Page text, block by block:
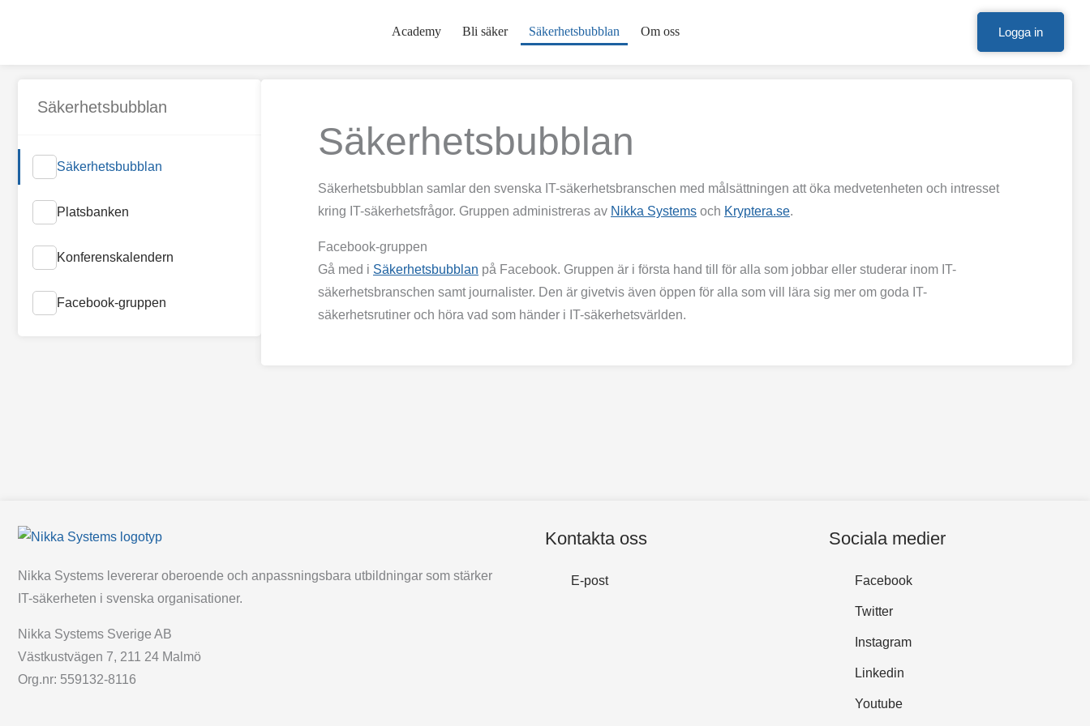
Academy Bli säker Säkerhetsbubblan Om oss Logga in
Säkerhetsbubblan
Säkerhetsbubblan
Platsbanken
Konferenskalendern
Facebook-gruppen
Säkerhetsbubblan
Säkerhetsbubblan samlar den svenska IT-säkerhetsbranschen med målsättningen att öka medvetenheten och intresset
kring IT-säkerhetsfrågor. Gruppen administreras av Nikka Systems och Kryptera.se.
Facebook-gruppen
Gå med i Säkerhetsbubblan på Facebook. Gruppen är i första hand till för alla som jobbar eller studerar inom IT-
säkerhetsbranschen samt journalister. Den är givetvis även öppen för alla som vill lära sig mer om goda IT-
säkerhetsrutiner och höra vad som händer i IT-säkerhetsvärlden.
Nikka Systems levererar oberoende och anpassningsbara utbildningar som stärker
IT-säkerheten i svenska organisationer.
Nikka Systems Sverige AB
Västkustvägen 7, 211 24 Malmö
Org.nr: 559132-8116
Kontakta oss
E-post
Sociala medier
Facebook
Twitter
Instagram
Linkedin
Youtube